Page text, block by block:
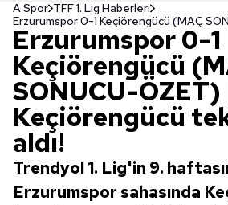
A Spor TFF 1. Lig Haberleri
Erzurumspor 0-1
Keçiörengücü
SONUCU-ÖZET)
Keçiörengücü
aldı!
Trendyol 1. Lig'in 9.
Erzurumspor sahasında